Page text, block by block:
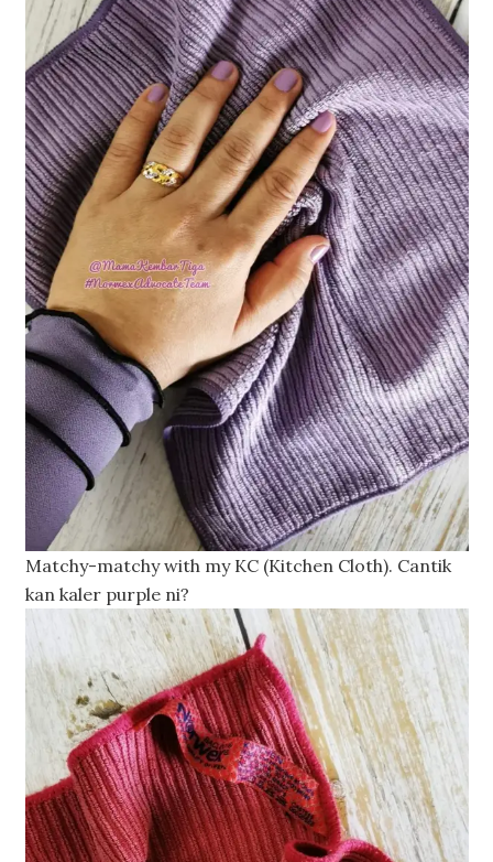
Matchy-matchy with my KC (Kitchen Cloth). Cantik
kan kaler purple ni?